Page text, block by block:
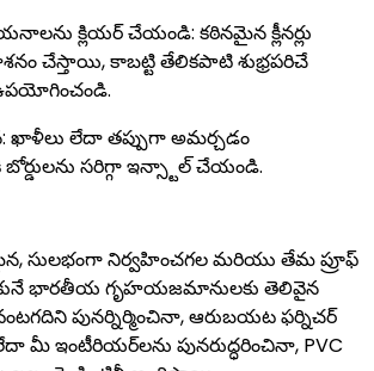
క్లియర్ చేయండి: కఠినమైన క్లీనర్లు
చేస్తాయి, కాబట్టి తేలికపాటి శుభ్రపరిచే
ఖాళీలు లేదా తప్పుగా అమర్చడం
సరిగ్గా ఇన్స్టాల్ చేయండి.
సులభంగా నిర్వహించగల మరియు తేమ ప్రూఫ్
భారతీయ గృహయజమానులకు తెలివైన
పునర్నిర్మించినా, ఆరుబయట ఫర్నిచర్
మీ ఇంటీరియర్‌లను పునరుద్ధరించినా, PVC